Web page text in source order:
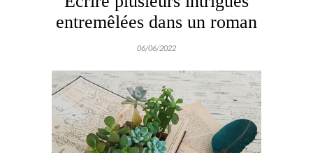
entremêlées dans un roman
06/06/2022